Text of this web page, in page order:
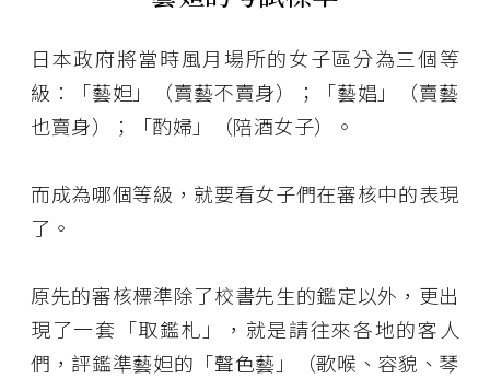
日本政府將當時風月場所的女子區分為三個等
級：「藝妲」（賣藝不賣身）；「藝娼」（賣藝
也賣身）；「酌婦」（陪酒女子）。
而成為哪個等級，就要看女子們在審核中的表現
了。
原先的審核標準除了校書先生的鑑定以外，更出
現了一套「取鑑札」，就是請往來各地的客人
們，評鑑準藝妲的「聲色藝」（歌喉、容貌、琴